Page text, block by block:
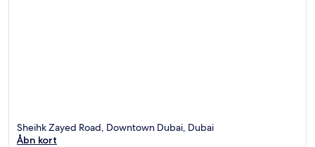
Sheihk Zayed Road, Downtown Dubai, Dubai
Åbn kort